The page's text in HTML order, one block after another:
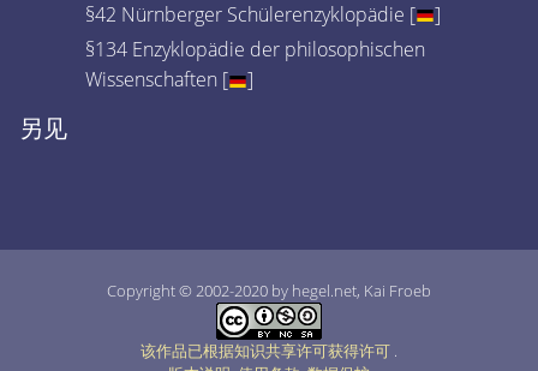
§42 Nürnberger Schülerenzyklopädie [
]
§134 Enzyklopädie der philosophischen
Wissenschaften [
]
另见
Copyright © 2002-2020 by hegel.net, Kai Froeb
该作品已根据知识共享许可获得许可 .